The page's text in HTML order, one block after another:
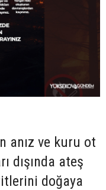
anız ve kuru ot
dışında ateş
doğaya